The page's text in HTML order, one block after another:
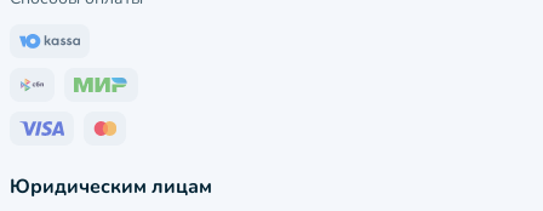
Юридическим лицам